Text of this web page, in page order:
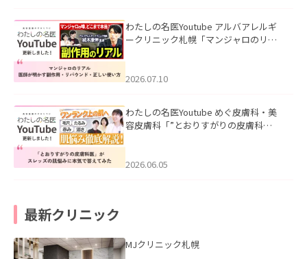
わたしの名医Youtube アルバアレルギ
ークリニック札幌「マンジャロのリア
た。
2026.07.10
わたしの名医Youtube めぐ皮膚科・美
容皮膚科「”とおりすがりの皮膚科
2026.06.05
最新クリニック
MJクリニック札幌